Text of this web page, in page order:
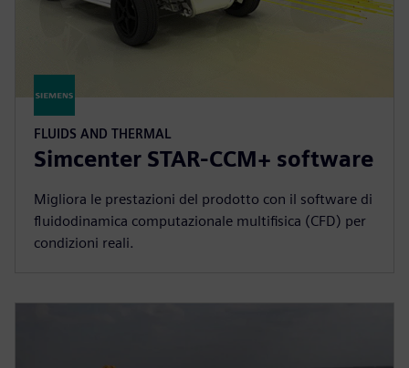
FLUIDS AND THERMAL
Simcenter STAR-CCM+ software
Migliora le prestazioni del prodotto con il software di
fluidodinamica computazionale multifisica (CFD) per
condizioni reali.